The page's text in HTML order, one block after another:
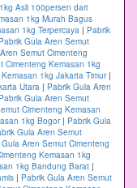
Asli 100persen dari
1kg Murah Bagus
1kg Terpercaya | Pabrik
Pabrik Gula Aren Semut
Semut Cimenteng
Cimenteng Kemasan 1kg
1kg Jakarta Timur|
Utara | Pabrik Gula Aren
Pabrik Gula Aren Semut
Cimenteng Kemasan
1kg Bogor| Pabrik Gula
Gula Aren Semut
Gula Aren Semut Cimenteng
Kemasan 1kg
1kg Bandung Barat |
| Pabrik Gula Aren Semut